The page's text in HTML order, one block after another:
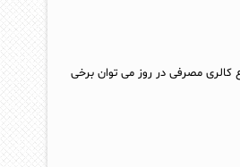
مصرفی در روز می توان برخی